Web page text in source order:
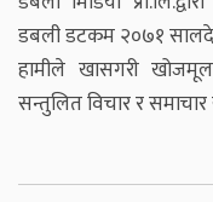
डबली डटकम २०७१
हामीले खासगरी
सन्तुलित विचार र समाचार